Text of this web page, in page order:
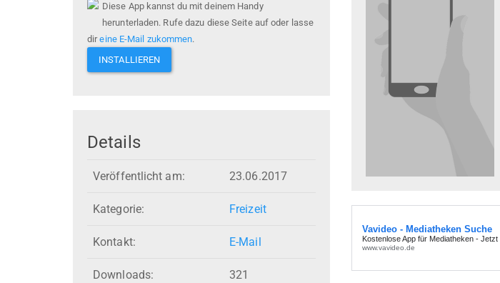
Diese App kannst du mit deinem Handy
herunterladen. Rufe dazu diese Seite auf oder lasse
direine E-Mail zukommen.
INSTALLIEREN
Details
Veröffentlicht am: 23.06.2017
Kategorie: Freizeit
Kontakt: E-Mail
Downloads: 321